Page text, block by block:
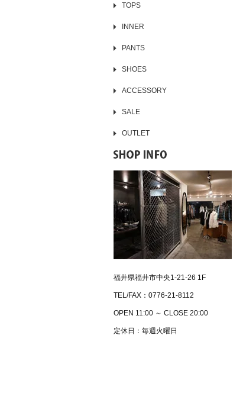
TOPS
INNER
PANTS
SHOES
ACCESSORY
SALE
OUTLET
福井県福井市中央1-21-26 1F
TEL/FAX：0776-21-8112
OPEN 11:00 ～ CLOSE 20:00
定休日：毎週火曜日